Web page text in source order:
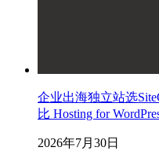
企业出海独立站选
比 Hosting for
2026年7月30日